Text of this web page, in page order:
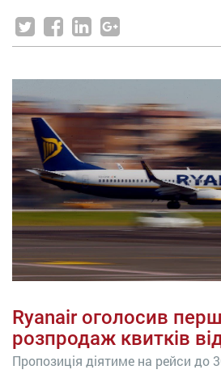
Ryanair оголосив
розпродаж квитків
Пропозиція діятиме на рейси до